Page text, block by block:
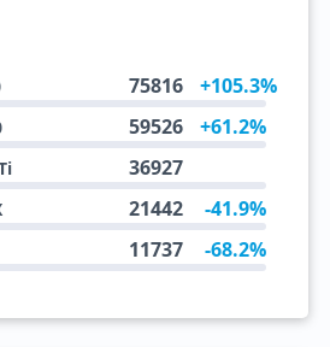
75816 +105.3%
59526 +61.2%
36927
21442 -41.9%
11737 -68.2%